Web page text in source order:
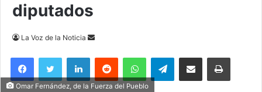
diputados
La Voz de la Noticia
Send
email
FacebookTwitter LinkedInReddit WhatsAppTelegramCompartir via Email Imprimi
Omar Fernández, de la Fuerza del Pueblo